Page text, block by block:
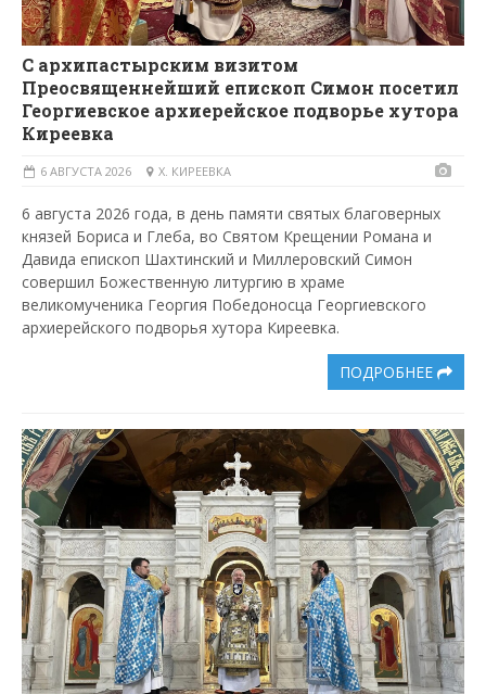
С архипастырским визитом
Преосвященнейший епископ Симон посетил
Георгиевское архиерейское подворье хутора
Киреевка
6 АВГУСТА 2026 Х. КИРЕЕВКА
6 августа 2026 года, в день памяти святых благоверных
князей Бориса и Глеба, во Святом Крещении Романа и
Давида епископ Шахтинский и Миллеровский Симон
совершил Божественную литургию в храме
великомученика Георгия Победоносца Георгиевского
архиерейского подворья хутора Киреевка.
ПОДРОБНЕЕ